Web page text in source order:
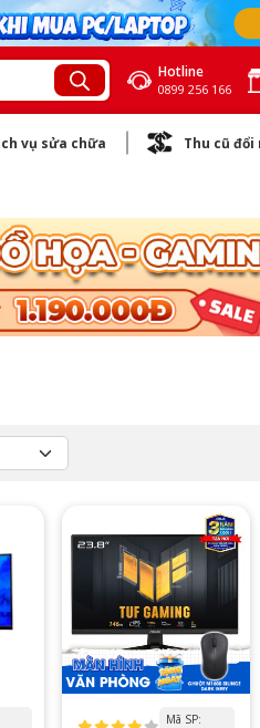
Hotline
0899 256 166
vụ sửa chữa Thu cũ đổi
Mã SP: